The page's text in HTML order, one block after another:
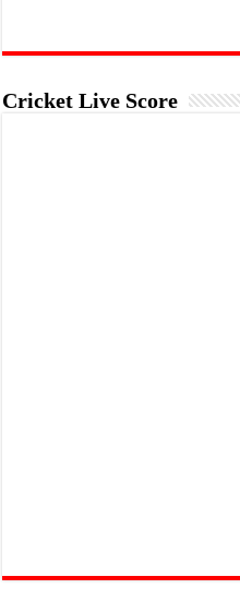
Cricket Live Score